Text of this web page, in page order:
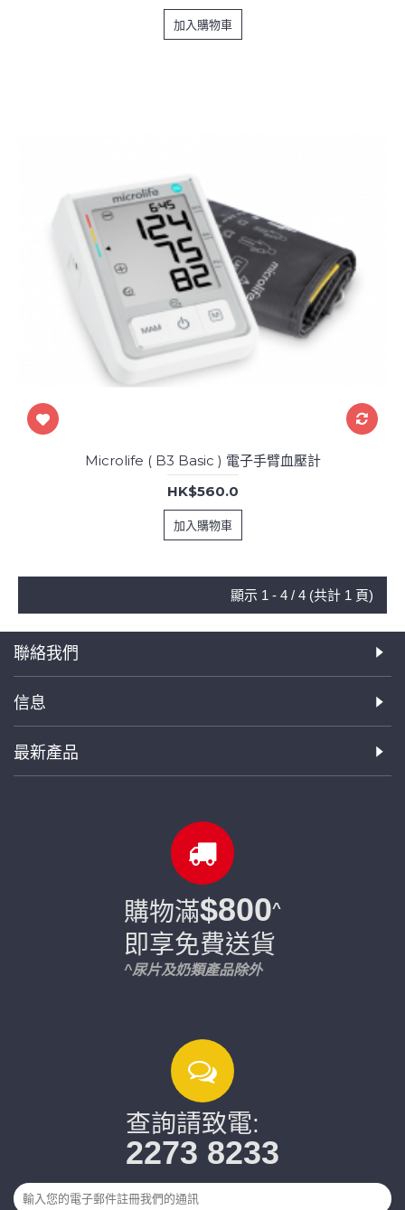
加入購物車
Microlife ( B3 Basic ) 電子手臂血壓計
HK$560.0
加入購物車
顯示 1 - 4 / 4 (共計 1 頁)
聯絡我們
信息
最新產品
購物滿$800^
即享免費送貨
^尿片及奶類產品除外
查詢請致電:
2273 8233